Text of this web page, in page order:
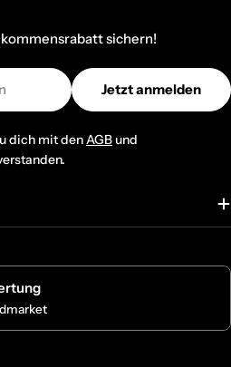
sichern!
Jetzt anmelden
dich mit denAGB und